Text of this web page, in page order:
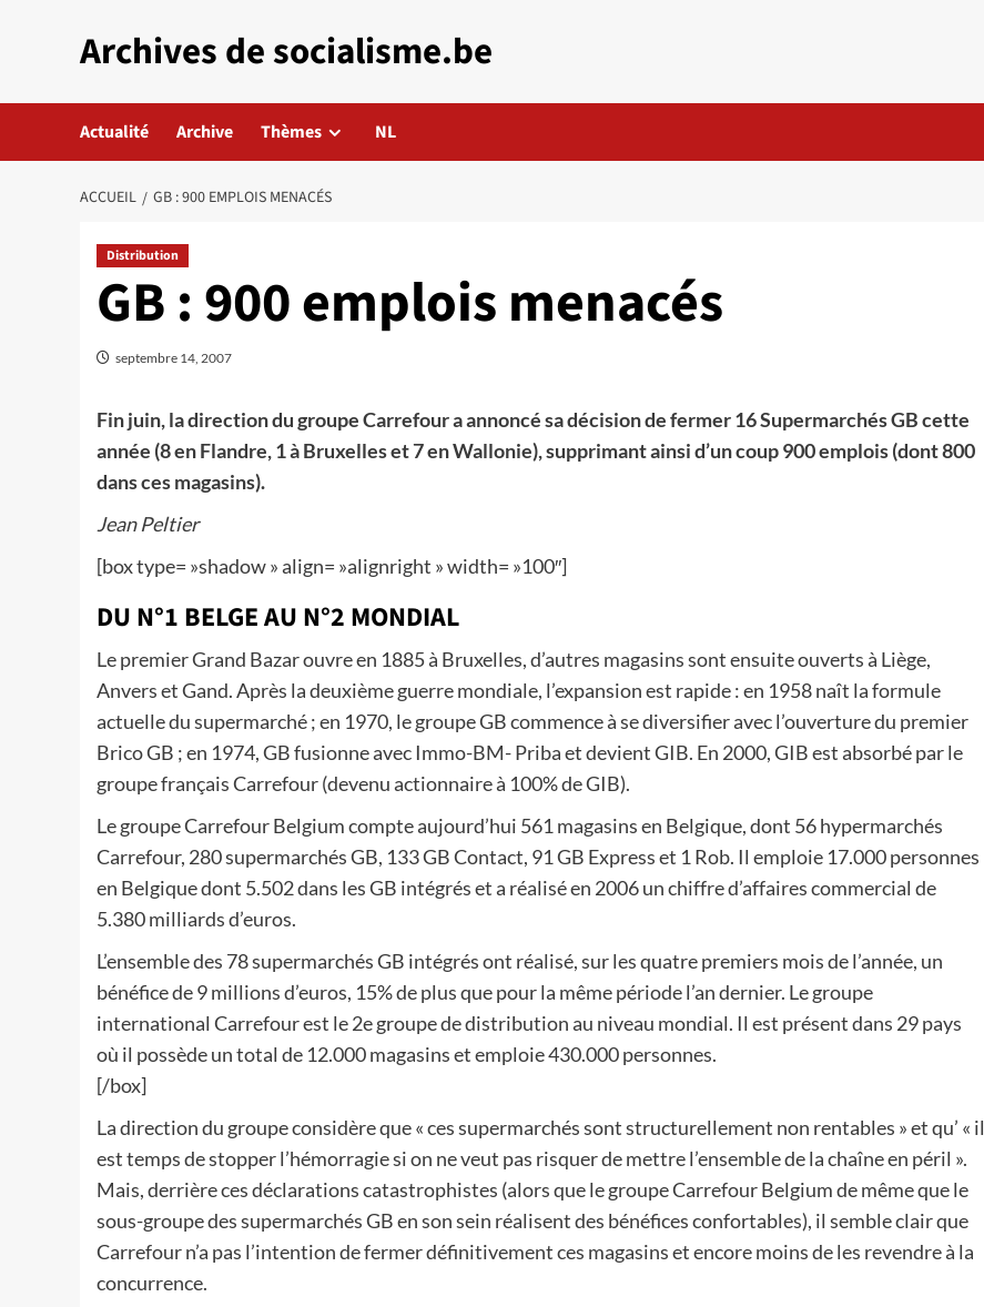
Archives de socialisme.be
Actualité Archive Thèmes NL
ACCUEIL GB : 900 EMPLOIS MENACÉS
Distribution
GB : 900 emplois menacés
septembre 14, 2007
Fin juin, la direction du groupe Carrefour a annoncé sa décision de fermer 16 Supermarchés GB cette
année (8 en Flandre, 1 à Bruxelles et 7 en Wallonie), supprimant ainsi d’un coup 900 emplois (dont 800
dans ces magasins).
Jean Peltier
[box type= »shadow » align= »alignright » width= »100″]
DU N°1 BELGE AU N°2 MONDIAL
Le premier Grand Bazar ouvre en 1885 à Bruxelles, d’autres magasins sont ensuite ouverts à Liège,
Anvers et Gand. Après la deuxième guerre mondiale, l’expansion est rapide : en 1958 naît la formule
actuelle du supermarché ; en 1970, le groupe GB commence à se diversifier avec l’ouverture du premier
Brico GB ; en 1974, GB fusionne avec Immo-BM- Priba et devient GIB. En 2000, GIB est absorbé par le
groupe français Carrefour (devenu actionnaire à 100% de GIB).
Le groupe Carrefour Belgium compte aujourd’hui 561 magasins en Belgique, dont 56 hypermarchés
Carrefour, 280 supermarchés GB, 133 GB Contact, 91 GB Express et 1 Rob. Il emploie 17.000 personnes
en Belgique dont 5.502 dans les GB intégrés et a réalisé en 2006 un chiffre d’affaires commercial de
5.380 milliards d’euros.
L’ensemble des 78 supermarchés GB intégrés ont réalisé, sur les quatre premiers mois de l’année, un
bénéfice de 9 millions d’euros, 15% de plus que pour la même période l’an dernier. Le groupe
international Carrefour est le 2e groupe de distribution au niveau mondial. Il est présent dans 29 pays
où il possède un total de 12.000 magasins et emploie 430.000 personnes.
[/box]
La direction du groupe considère que « ces supermarchés sont structurellement non rentables » et qu’ « il
est temps de stopper l’hémorragie si on ne veut pas risquer de mettre l’ensemble de la chaîne en péril ».
Mais, derrière ces déclarations catastrophistes (alors que le groupe Carrefour Belgium de même que le
sous-groupe des supermarchés GB en son sein réalisent des bénéfices confortables), il semble clair que
Carrefour n’a pas l’intention de fermer définitivement ces magasins et encore moins de les revendre à la
concurrence.